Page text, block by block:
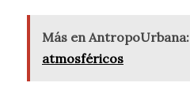
Más en AntropoUrbana:
atmosféricos